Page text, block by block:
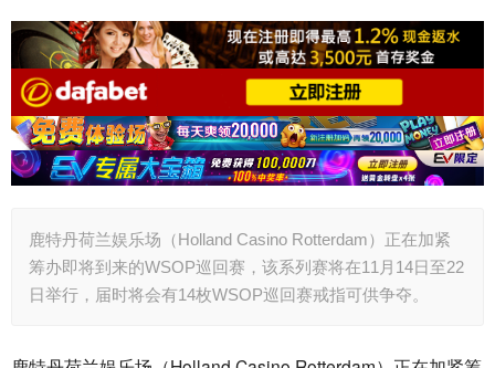
鹿特丹荷兰娱乐场（Holland Casino Rotterdam）正在加紧
筹办即将到来的WSOP巡回赛，该系列赛将在11月14日至22
日举行，届时将会有14枚WSOP巡回赛戒指可供争夺。